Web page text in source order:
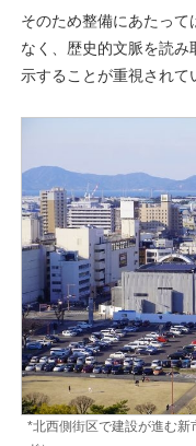
そのため整備にあたっ
なく、歴史的文脈を読
示することが重視されて
*北西側街区で建設が進む新